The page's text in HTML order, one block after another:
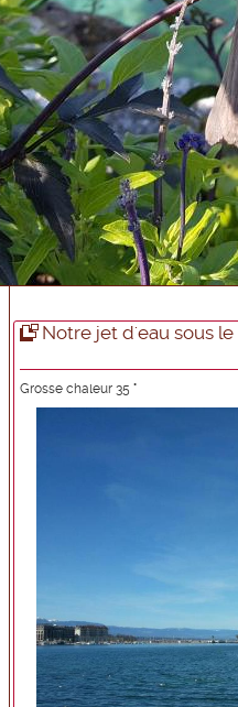
Notre jet d'eau sous
Grosse chaleur 35 °